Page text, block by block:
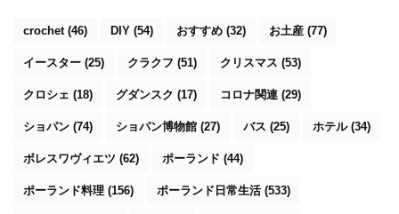
crochet (46) DIY (54) おすすめ (32) お土産 (77)
イースター (25) クラクフ (51) クリスマス (53)
クロシェ (18) グダンスク (17) コロナ関連 (29)
ショパン (74) ショパン博物館 (27) バス (25) ホテル(34)
ボレスワヴィエツ (62) ポーランド (44)
ポーランド料理 (156) ポーランド日常生活(533)